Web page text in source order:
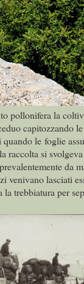
pollonifera la
capitozzando
le foglie
raccolta si
da
venivano lasciati
trebbiatura per